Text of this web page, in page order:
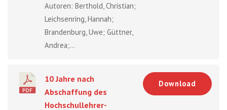
Autoren: Berthold, Christian;
Leichsenring, Hannah;
Brandenburg, Uwe; Güttner,
Andrea;...
10 Jahre nach
Abschaffung des
Hochschullehrer-
Download